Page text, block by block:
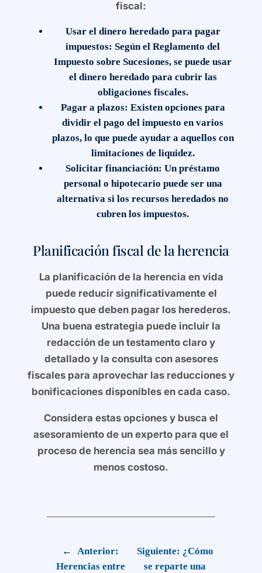
fiscal:
Usar el dinero heredado para pagar
impuestos: Según el Reglamento del
Impuesto sobre Sucesiones, se puede usar
el dinero heredado para cubrir las
obligaciones fiscales.
Pagar a plazos: Existen opciones para
dividir el pago del impuesto en varios
plazos, lo que puede ayudar a aquellos con
limitaciones de liquidez.
Solicitar financiación: Un préstamo
personal o hipotecario puede ser una
alternativa si los recursos heredados no
cubren los impuestos.
Planificación fiscal de la herencia
La planificación de la herencia en vida
puede reducir significativamente el
impuesto que deben pagar los herederos.
Una buena estrategia puede incluir la
redacción de un testamento claro y
detallado y la consulta con asesores
fiscales para aprovechar las reducciones y
bonificaciones disponibles en cada caso.
Considera estas opciones y busca el
asesoramiento de un experto para que el
proceso de herencia sea más sencillo y
menos costoso.
←
Anterior:
Herencias entre
Siguiente: ¿Cómo
se reparte una